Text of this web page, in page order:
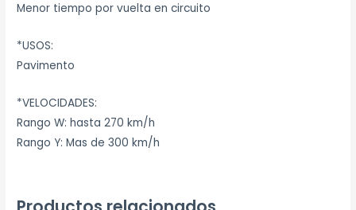
Menor tiempo por vuelta en circuito
*USOS:
Pavimento
*VELOCIDADES:
Rango W: hasta 270 km/h
Rango Y: Mas de 300 km/h